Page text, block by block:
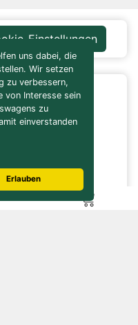
uns dabei, die
Wir setzen
zu verbessern,
von Interesse sein
zu
einverstanden
Erlauben
Einstellungen